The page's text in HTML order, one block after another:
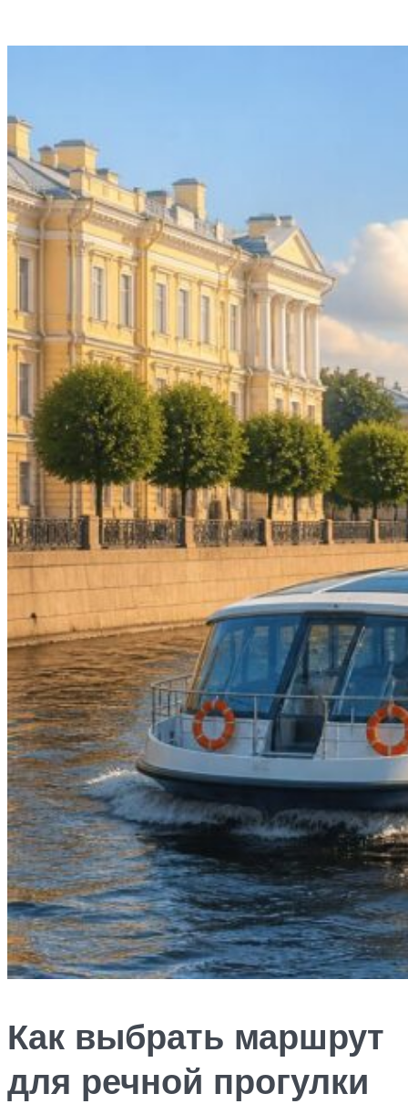
Как выбрать маршрут
для речной прогулки